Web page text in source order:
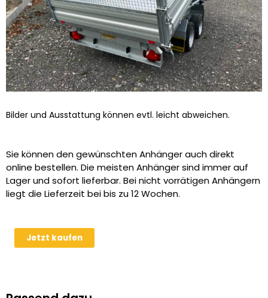
Bilder und Ausstattung können evtl. leicht abweichen.
Sie können den gewünschten Anhänger auch direkt
online bestellen. Die meisten Anhänger sind immer auf
Lager und sofort lieferbar. Bei nicht vorrätigen Anhängern
liegt die Lieferzeit bei bis zu 12 Wochen.
Laubgitteraufsatz
600mm
Jetzt kaufen